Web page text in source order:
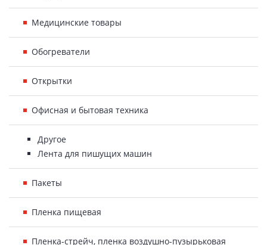
Медицинские товары
Обогреватели
Открытки
Офисная и бытовая техника
Другое
Лента для пишущих машин
Пакеты
Пленка пищевая
Пленка-стрейч, пленка воздушно-пузырьковая